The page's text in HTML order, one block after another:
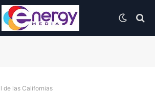
de las Californias